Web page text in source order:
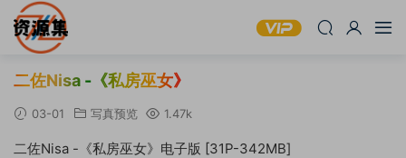
二佐Nisa -《私房巫女》
03-01 写真预览 1.47k
二佐Nisa -《私房巫女》电子版 [31P-342MB]